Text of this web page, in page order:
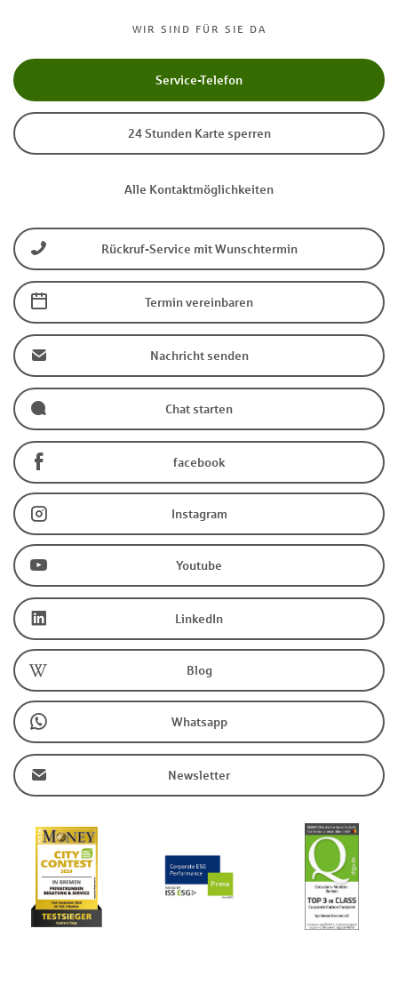
WIR SIND FÜR SIE DA
Service-Telefon
24 Stunden Karte sperren
Alle Kontaktmöglichkeiten
Rückruf-Service mit Wunschtermin
Termin vereinbaren
Nachricht senden
Chat starten
facebook
Instagram
Youtube
LinkedIn
Blog
Whatsapp
Newsletter